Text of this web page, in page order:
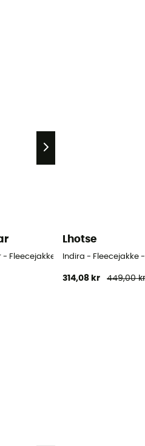
- Fleecejakke - Damer
Lhotse
Indira - Fleecejakke
314,08 kr 449,00